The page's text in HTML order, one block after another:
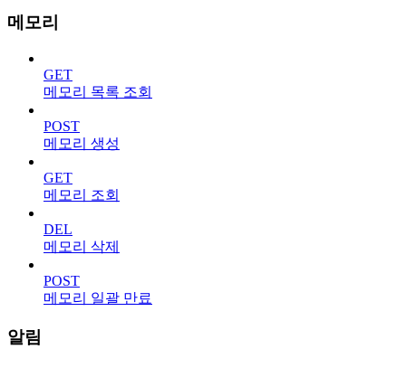
메모리
GET
메모리 목록 조회
POST
메모리 생성
GET
메모리 조회
DEL
메모리 삭제
POST
메모리 일괄 만료
알림